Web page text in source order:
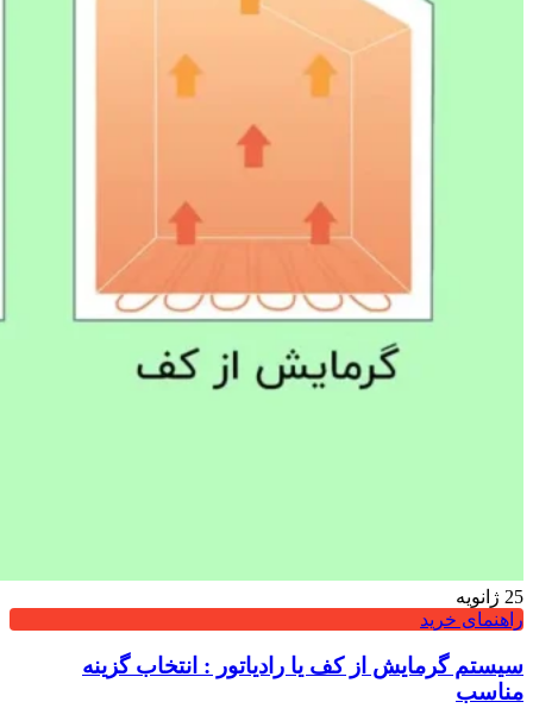
25 ژانویه
راهنمای خرید
سیستم گرمایش از کف یا رادیاتور : انتخاب گزینه
مناسب